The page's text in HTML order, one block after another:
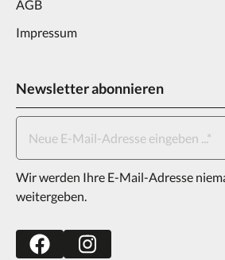
AGB
Impressum
Newsletter abonnieren
Wir werden Ihre E-Mail-Adresse
weitergeben.